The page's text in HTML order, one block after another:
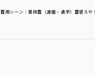
着用シーン ：普段着（通園・通学） 着替えや